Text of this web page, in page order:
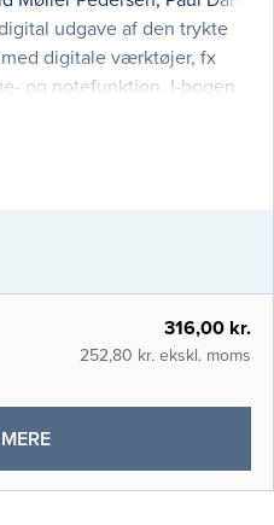
udgave af den trykte
digitale værktøjer, fx
og notefunktion. I-bogen
af centrale emner og
316,00 kr.
252,80 kr. ekskl. moms
OM
KVALITETSUDVIKLING
I